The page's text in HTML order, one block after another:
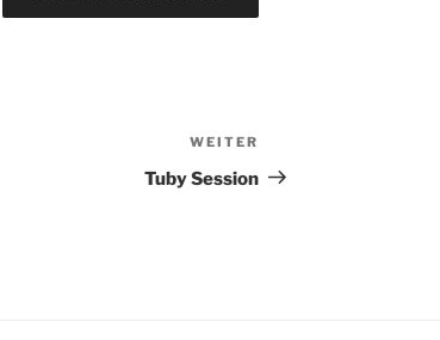
Beitrag
WEITER
Tuby Session